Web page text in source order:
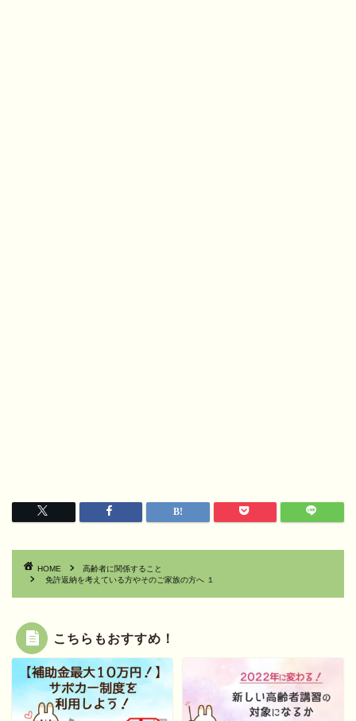
HOME
高齢者に関係すること
免許返納を考えている方やそのご家族の方へ １
こちらもおすすめ！